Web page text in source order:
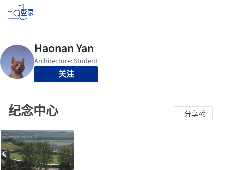
登录
关注
纪念中心 分享